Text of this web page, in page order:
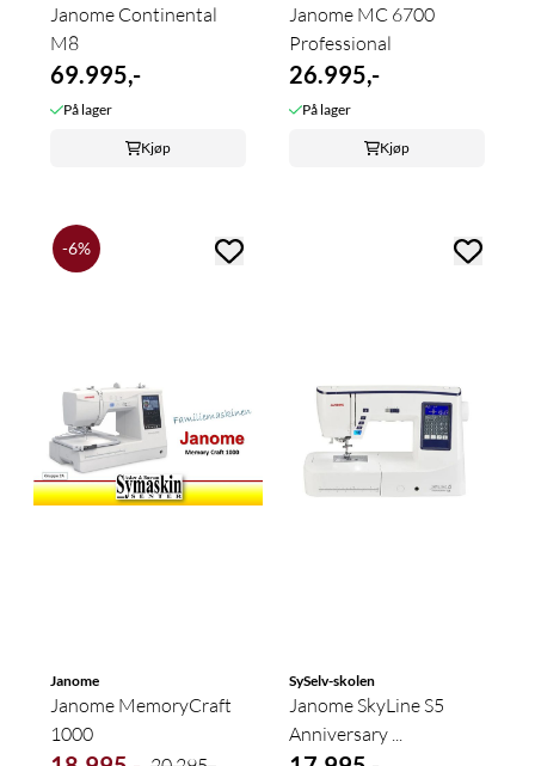
Janome Continental
M8
69.995,-
På lager
Kjøp
Janome MC 6700
Professional
26.995,-
På lager
Kjøp
-6%
Janome
Janome MemoryCraft
1000
SySelv-skolen
Janome SkyLine S5
Anniversary ...